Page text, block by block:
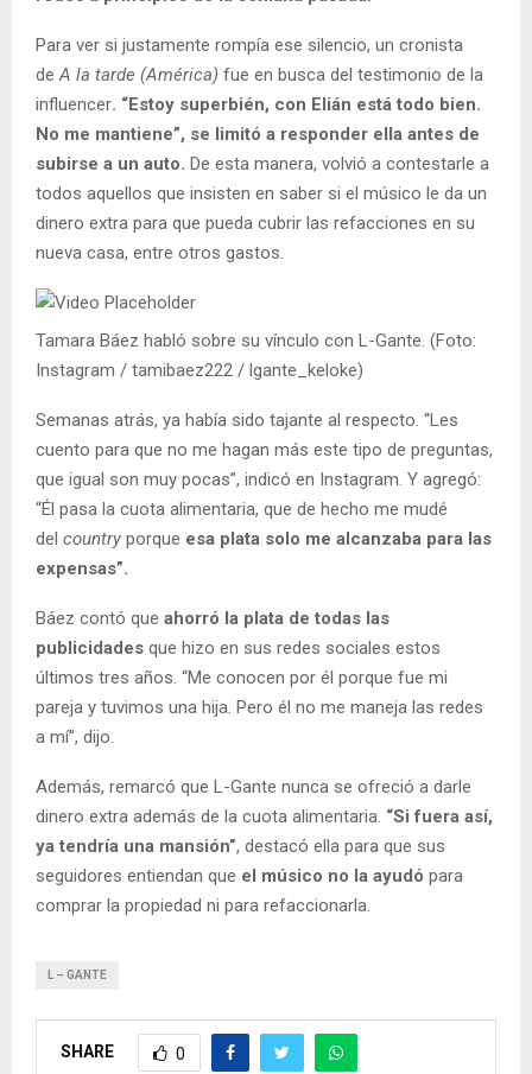
Para ver si justamente rompía ese silencio, un cronista
de A la tarde (América) fue en busca del testimonio de la
influencer. “Estoy superbién, con Elián está todo bien.
No me mantiene”, se limitó a responder ella antes de
subirse a un auto. De esta manera, volvió a contestarle a
todos aquellos que insisten en saber si el músico le da un
dinero extra para que pueda cubrir las refacciones en su
nueva casa, entre otros gastos.
Tamara Báez habló sobre su vínculo con L-Gante. (Foto:
Instagram / tamibaez222 / lgante_keloke)
Semanas atrás, ya había sido tajante al respecto. “Les
cuento para que no me hagan más este tipo de preguntas,
que igual son muy pocas”, indicó en Instagram. Y agregó:
“Él pasa la cuota alimentaria, que de hecho me mudé
del country porque esa plata solo me alcanzaba para las
expensas”.
Báez contó que ahorró la plata de todas las
publicidades que hizo en sus redes sociales estos
últimos tres años. “Me conocen por él porque fue mi
pareja y tuvimos una hija. Pero él no me maneja las redes
a mí”, dijo.
Además, remarcó que L-Gante nunca se ofreció a darle
dinero extra además de la cuota alimentaria. “Si fuera así,
ya tendría una mansión”, destacó ella para que sus
seguidores entiendan que el músico no la ayudó para
comprar la propiedad ni para refaccionarla.
L – GANTE
SHARE 0